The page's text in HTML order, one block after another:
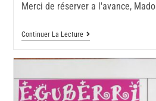
Merci de réserver a l'avance,
Continuer La Lecture